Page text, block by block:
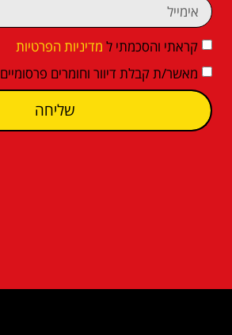
קראתי והסכמתי ל מדיניות הפרטיות
מאשר/ת קבלת דיוור וחומרים פרסומיים
שליחה